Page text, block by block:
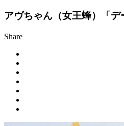
アヴちゃん（女王蜂）「
Share